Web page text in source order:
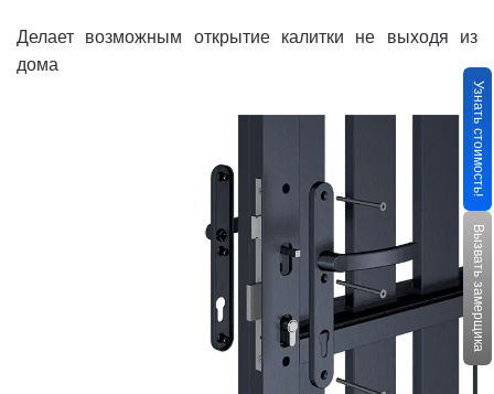
Делает возможным открытие калитки не выходя из
дома
Узнать стоимость!
Вызвать замерщика